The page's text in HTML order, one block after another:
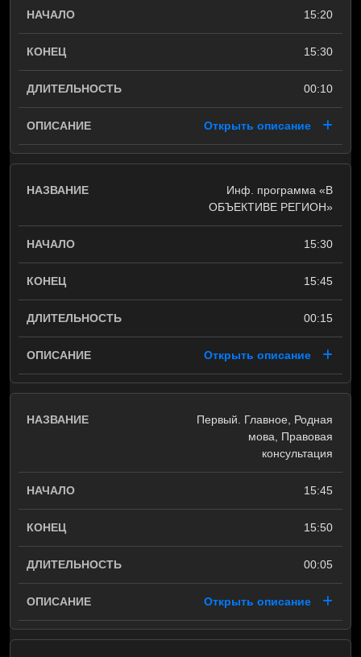
15:20
15:30
00:10
Открыть описание
Инф. программа «В
ОБЪЕКТИВЕ РЕГИОН»
15:30
15:45
00:15
Открыть описание
Первый. Главное, Родная
мова, Правовая
консультация
15:45
15:50
00:05
Открыть описание